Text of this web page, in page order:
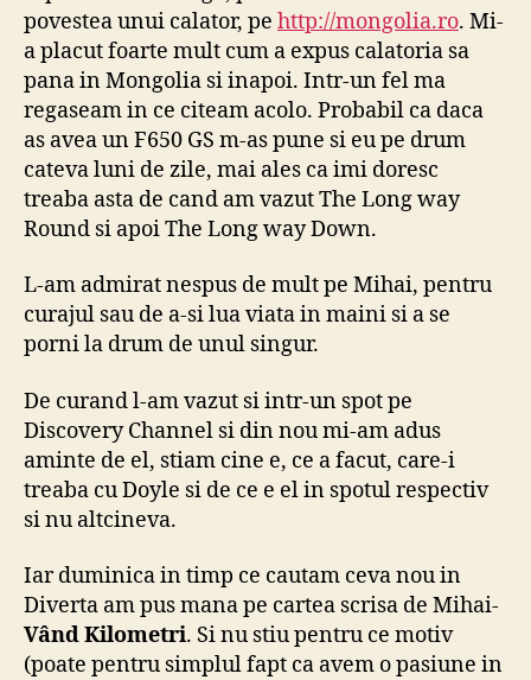
povestea unui calator, pe http://mongolia.ro. Mi-
a placut foarte mult cum a expus calatoria sa
pana in Mongolia si inapoi. Intr-un fel ma
regaseam in ce citeam acolo. Probabil ca daca
as avea un F650 GS m-as pune si eu pe drum
cateva luni de zile, mai ales ca imi doresc
treaba asta de cand am vazut The Long way
Round si apoi The Long way Down.
L-am admirat nespus de mult pe Mihai, pentru
curajul sau de a-si lua viata in maini si a se
porni la drum de unul singur.
De curand l-am vazut si intr-un spot pe
Discovery Channel si din nou mi-am adus
aminte de el, stiam cine e, ce a facut, care-i
treaba cu Doyle si de ce e el in spotul respectiv
si nu altcineva.
Iar duminica in timp ce cautam ceva nou in
Diverta am pus mana pe cartea scrisa de Mihai-
Vând Kilometri. Si nu stiu pentru ce motiv
(poate pentru simplul fapt ca avem o pasiune in